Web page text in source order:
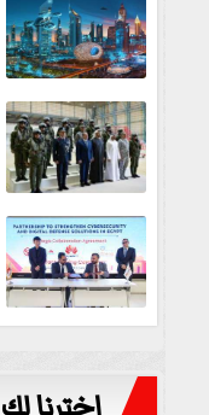
|...